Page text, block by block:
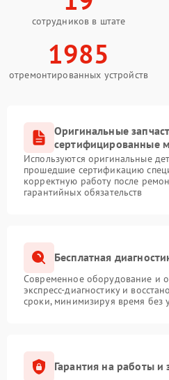
сотрудников в штате
1985
отремонтированных устройств
Оригинальные
сертифицированные
Используются оригинальные
прошедшие сертификацию
корректную работу после
гарантийных обязательств
Бесплатная
Современное оборудование и
экспресс-диагностику и
сроки, минимизируя время без
Гарантия на работы и